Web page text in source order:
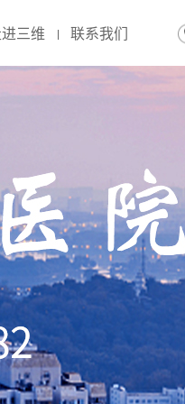
三维 联系我们